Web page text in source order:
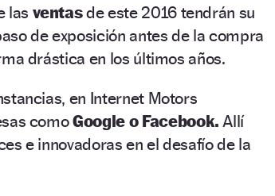
las ventasde este 2016 tendrán su
de exposición antes de la compra
drástica en los últimos años.
en Internet Motors
comoGoogle o Facebook. Allí
e innovadoras en el desafío de la